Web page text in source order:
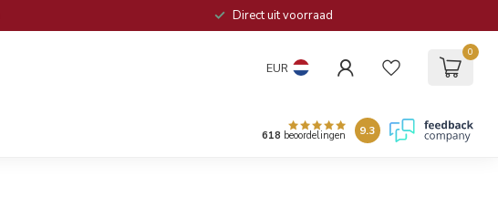
Direct uit voorraad
EUR
0
618 beoordelingen 9.3